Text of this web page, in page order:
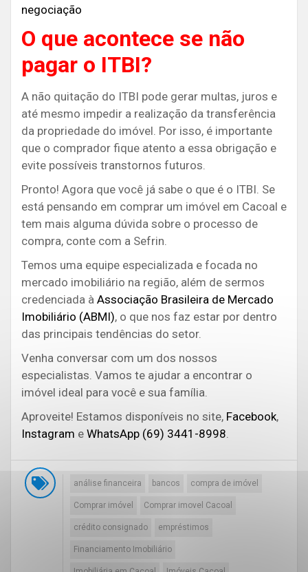
negociação
O que acontece se não
pagar o ITBI?
A não quitação do ITBI pode gerar multas, juros e
até mesmo impedir a realização da transferência
da propriedade do imóvel. Por isso, é importante
que o comprador fique atento a essa obrigação e
evite possíveis transtornos futuros.
Pronto! Agora que você já sabe o que é o ITBI. Se
está pensando em comprar um imóvel em Cacoal e
tem mais alguma dúvida sobre o processo de
compra, conte com a Sefrin.
Temos uma equipe especializada e focada no
mercado imobiliário na região, além de sermos
credenciada à Associação Brasileira de Mercado
Imobiliário (ABMI), o que nos faz estar por dentro
das principais tendências do setor.
Venha conversar com um dos nossos
especialistas. Vamos te ajudar a encontrar o
imóvel ideal para você e sua família.
Aproveite! Estamos disponíveis no site, Facebook,
Instagram e WhatsApp (69) 3441-8998
análise financeira bancos compra de imóvel
Comprar imóvel Comprar imovel Cacoal
crédito consignado empréstimos
Financiamento Imobiliário